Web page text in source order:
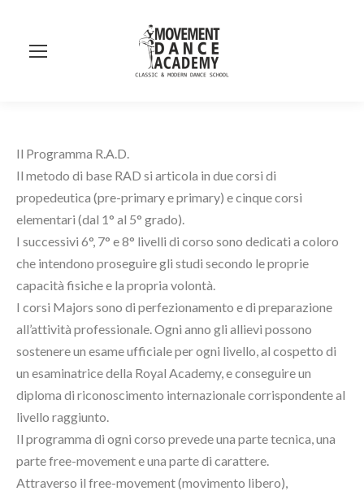
Il Programma R.A.D.
Il metodo di base RAD si articola in due corsi di
propedeutica (pre-primary e primary) e cinque corsi
elementari (dal 1° al 5° grado).
I successivi 6°, 7° e 8° livelli di corso sono dedicati a coloro
che intendono proseguire gli studi secondo le proprie
capacità fisiche e la propria volontà.
I corsi Majors sono di perfezionamento e di preparazione
all’attività professionale. Ogni anno gli allievi possono
sostenere un esame ufficiale per ogni livello, al cospetto di
un esaminatrice della Royal Academy, e conseguire un
diploma di riconoscimento internazionale corrispondente al
livello raggiunto.
Il programma di ogni corso prevede una parte tecnica, una
parte free-movement e una parte di carattere.
Attraverso il free-movement (movimento libero),